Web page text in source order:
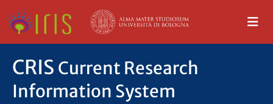
CRIS Current Research
Information System